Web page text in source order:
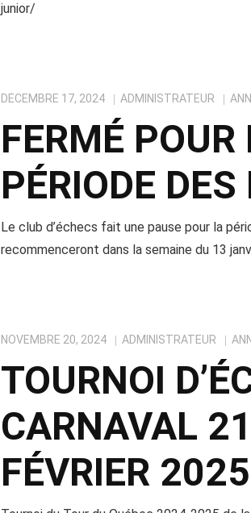
junior/
DÉCEMBRE 17, 2024 ADMINISTRATEUR
FERMÉ POUR
PÉRIODE DES
Le club d’échecs fait une pause pour la
recommenceront dans la semaine du 13
NOVEMBRE 20, 2024 ADMINISTRATEUR
TOURNOI
CARNAVAL
FÉVRIER 2025